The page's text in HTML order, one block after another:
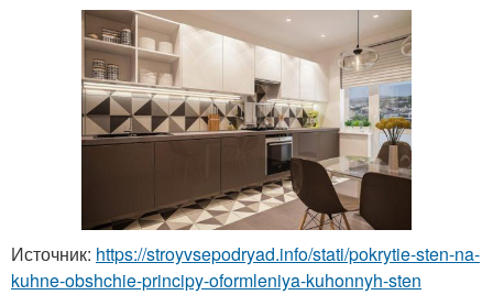
Источник: https://stroyvsepodryad.info/stati/pokrytie-sten-na-
kuhne-obshchie-principy-oformleniya-kuhonnyh-sten